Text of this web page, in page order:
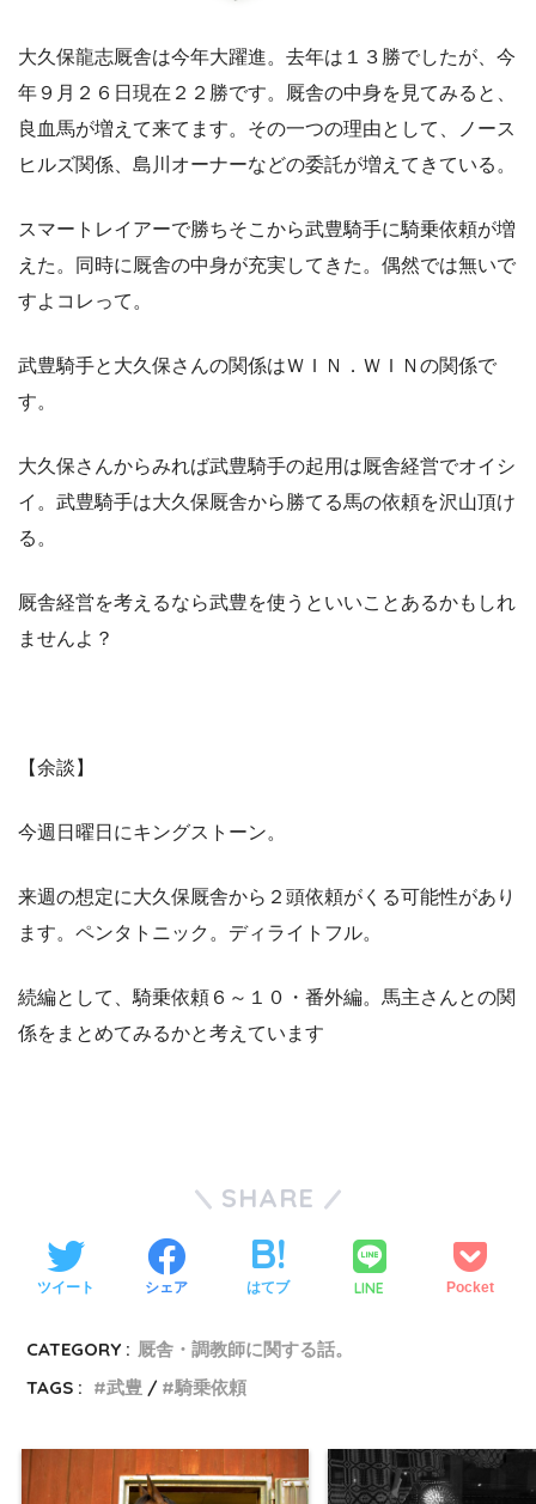
大久保龍志厩舎は今年大躍進。去年は１３勝でしたが、今
年９月２６日現在２２勝です。厩舎の中身を見てみると、
良血馬が増えて来てます。その一つの理由として、ノース
ヒルズ関係、島川オーナーなどの委託が増えてきている。
スマートレイアーで勝ちそこから武豊騎手に騎乗依頼が増
えた。同時に厩舎の中身が充実してきた。偶然では無いで
すよコレって。
武豊騎手と大久保さんの関係はＷＩＮ．ＷＩＮの関係で
す。
大久保さんからみれば武豊騎手の起用は厩舎経営でオイシ
イ。武豊騎手は大久保厩舎から勝てる馬の依頼を沢山頂け
る。
厩舎経営を考えるなら武豊を使うといいことあるかもしれ
ませんよ？
【余談】
今週日曜日にキングストーン。
来週の想定に大久保厩舎から２頭依頼がくる可能性があり
ます。ペンタトニック。ディライトフル。
続編として、騎乗依頼６～１０・番外編。馬主さんとの関
係をまとめてみるかと考えています
SHARE
ツイート シェア はてブ LINE Pocket
CATEGORY : 厩舎・調教師に関する話。
TAGS :
武豊 騎乗依頼